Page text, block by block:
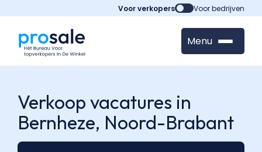
Voor verkopers Voor bedrijven
Menu
Verkoop vacatures in
Bernheze, Noord-Brabant